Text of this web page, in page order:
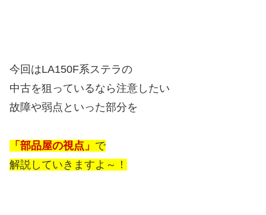
今回はLA150F系ステラの
中古を狙っているなら注意したい
故障や弱点といった部分を
「部品屋の視点」 で
解説していきますよ～！